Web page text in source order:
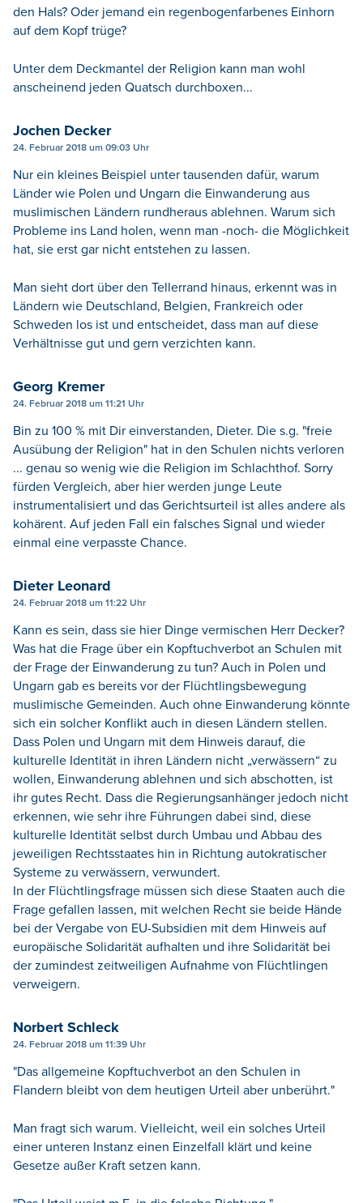
den Hals? Oder jemand ein regenbogenfarbenes Einhorn
auf dem Kopf trüge?
Unter dem Deckmantel der Religion kann man wohl
anscheinend jeden Quatsch durchboxen...
Jochen Decker
24. Februar 2018 um 09:03 Uhr
Nur ein kleines Beispiel unter tausenden dafür, warum
Länder wie Polen und Ungarn die Einwanderung aus
muslimischen Ländern rundheraus ablehnen. Warum sich
Probleme ins Land holen, wenn man -noch- die Möglichkeit
hat, sie erst gar nicht entstehen zu lassen.
Man sieht dort über den Tellerrand hinaus, erkennt was in
Ländern wie Deutschland, Belgien, Frankreich oder
Schweden los ist und entscheidet, dass man auf diese
Verhältnisse gut und gern verzichten kann.
Georg Kremer
24. Februar 2018 um 11:21 Uhr
Bin zu 100 % mit Dir einverstanden, Dieter. Die s.g. "freie
Ausübung der Religion" hat in den Schulen nichts verloren
... genau so wenig wie die Religion im Schlachthof. Sorry
fürden Vergleich, aber hier werden junge Leute
instrumentalisiert und das Gerichtsurteil ist alles andere als
kohärent. Auf jeden Fall ein falsches Signal und wieder
einmal eine verpasste Chance.
Dieter Leonard
24. Februar 2018 um 11:22 Uhr
Kann es sein, dass sie hier Dinge vermischen Herr Decker?
Was hat die Frage über ein Kopftuchverbot an Schulen mit
der Frage der Einwanderung zu tun? Auch in Polen und
Ungarn gab es bereits vor der Flüchtlingsbewegung
muslimische Gemeinden. Auch ohne Einwanderung könnte
sich ein solcher Konflikt auch in diesen Ländern stellen.
Dass Polen und Ungarn mit dem Hinweis darauf, die
kulturelle Identität in ihren Ländern nicht „verwässern“ zu
wollen, Einwanderung ablehnen und sich abschotten, ist
ihr gutes Recht. Dass die Regierungsanhänger jedoch nicht
erkennen, wie sehr ihre Führungen dabei sind, diese
kulturelle Identität selbst durch Umbau und Abbau des
jeweiligen Rechtsstaates hin in Richtung autokratischer
Systeme zu verwässern, verwundert.
In der Flüchtlingsfrage müssen sich diese Staaten auch die
Frage gefallen lassen, mit welchen Recht sie beide Hände
bei der Vergabe von EU-Subsidien mit dem Hinweis auf
europäische Solidarität aufhalten und ihre Solidarität bei
der zumindest zeitweiligen Aufnahme von Flüchtlingen
verweigern.
Norbert Schleck
24. Februar 2018 um 11:39 Uhr
"Das allgemeine Kopftuchverbot an den Schulen in
Flandern bleibt von dem heutigen Urteil aber unberührt."
Man fragt sich warum. Vielleicht, weil ein solches Urteil
einer unteren Instanz einen Einzelfall klärt und keine
Gesetze außer Kraft setzen kann.